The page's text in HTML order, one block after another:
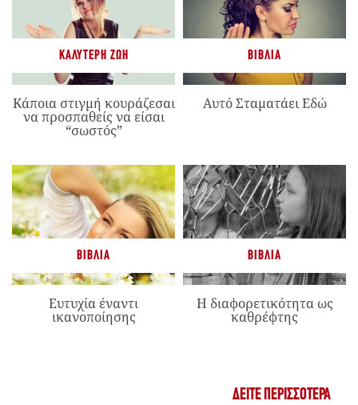
ΚΑΛΎΤΕΡΗ ΖΩΉ
Κάποια στιγμή κουράζεσαι
να προσπαθείς να είσαι
“σωστός”
ΒΙΒΛΊΑ
Αυτό Σταματάει Εδώ
ΒΙΒΛΊΑ
Ευτυχία έναντι
ικανοποίησης
ΒΙΒΛΊΑ
Η διαφορετικότητα ως
καθρέφτης
ΔΕΊΤΕ ΠΕΡΙΣΣΌΤΕΡΑ